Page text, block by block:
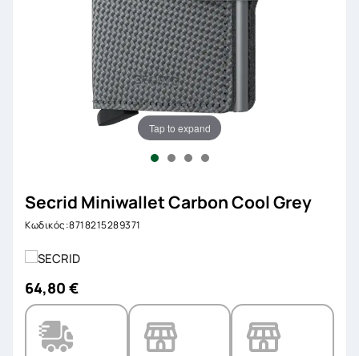
Tap to expand
Secrid Miniwallet Carbon Cool Grey
Κωδικός:8718215289371
64,80 €